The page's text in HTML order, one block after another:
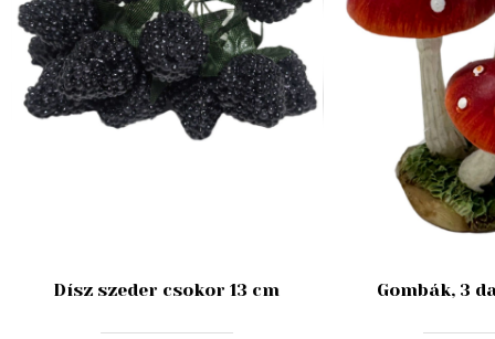
Dísz szeder csokor 13 cm Gombák, 3